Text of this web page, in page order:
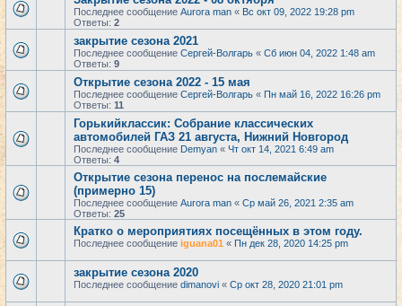
Последнее сообщение Aurora man « Вс окт 09, 2022 19:28 pm
Ответы: 2
закрытие сезона 2021
Последнее сообщение Сергей-Волгарь « Сб июн 04, 2022 1:48 am
Ответы: 9
Открытие сезона 2022 - 15 мая
Последнее сообщение Сергей-Волгарь « Пн май 16, 2022 16:26 pm
Ответы: 11
Горькийклассик: Собрание классических
автомобилей ГАЗ 21 августа, Нижний Новгород
Последнее сообщение Demyan « Чт окт 14, 2021 6:49 am
Ответы: 4
Открытие сезона перенос на послемайские
(примерно 15)
Последнее сообщение Aurora man « Ср май 26, 2021 2:35 am
Ответы: 25
Кратко о мероприятиях посещённых в этом году.
Последнее сообщение iguana01 « Пн дек 28, 2020 14:25 pm
закрытие сезона 2020
Последнее сообщение dimanovi « Ср окт 28, 2020 21:01 pm